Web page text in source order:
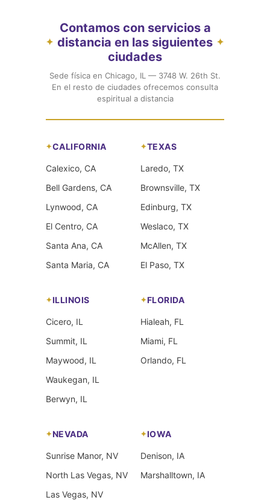
✦
Contamos con servicios a
distancia en las siguientes
ciudades
✦
Sede física en Chicago, IL — 3748 W. 26th St.
En el resto de ciudades ofrecemos consulta
espiritual a distancia
CALIFORNIA
Calexico, CA
Bell Gardens, CA
Lynwood, CA
El Centro, CA
Santa Ana, CA
Santa Maria, CA
TEXAS
Laredo, TX
Brownsville, TX
Edinburg, TX
Weslaco, TX
McAllen, TX
El Paso, TX
ILLINOIS
Cicero, IL
Summit, IL
Maywood, IL
Waukegan, IL
Berwyn, IL
FLORIDA
Hialeah, FL
Miami, FL
Orlando, FL
NEVADA
Sunrise Manor, NV
North Las Vegas, NV
Las Vegas, NV
IOWA
Denison, IA
Marshalltown, IA